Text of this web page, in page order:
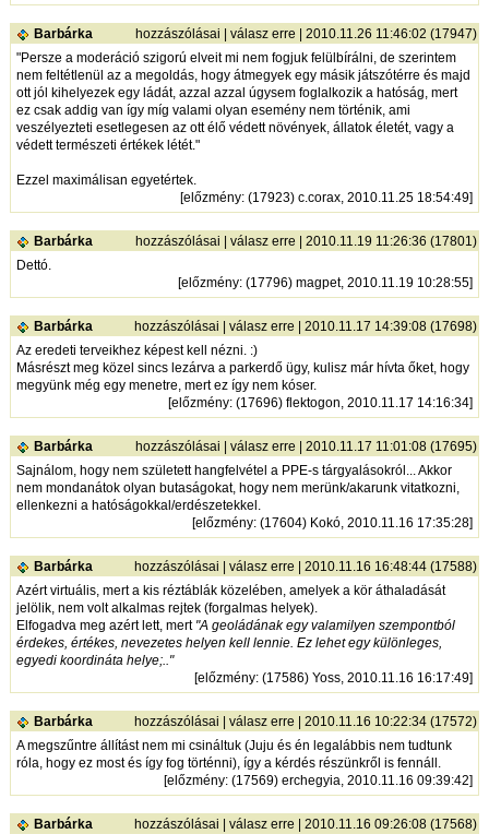
Barbárka hozzászólásai |válasz erre | 2010.11.26 11:46:02 (17947)
"Persze a moderáció szigorú elveit mi nem fogjuk felülbírálni, de szerintem
nem feltétlenül az a megoldás, hogy átmegyek egy másik játszótérre és majd
ott jól kihelyezek egy ládát, azzal azzal úgysem foglalkozik a hatóság, mert
ez csak addig van így míg valami olyan esemény nem történik, ami
veszélyezteti esetlegesen az ott élő védett növények, állatok életét, vagy a
védett természeti értékek létét."
Ezzel maximálisan egyetértek.
[előzmény: (17923) c.corax, 2010.11.25 18:54:49]
Barbárka hozzászólásai |válasz erre | 2010.11.19 11:26:36 (17801)
Dettó.
[előzmény: (17796) magpet, 2010.11.19 10:28:55]
Barbárka hozzászólásai |válasz erre | 2010.11.17 14:39:08 (17698)
Az eredeti terveikhez képest kell nézni. :)
Másrészt meg közel sincs lezárva a parkerdő ügy, kulisz már hívta őket, hogy
megyünk még egy menetre, mert ez így nem kóser.
[előzmény: (17696) flektogon, 2010.11.17 14:16:34]
Barbárka hozzászólásai |válasz erre | 2010.11.17 11:01:08 (17695)
Sajnálom, hogy nem született hangfelvétel a PPE-s tárgyalásokról... Akkor
nem mondanátok olyan butaságokat, hogy nem merünk/akarunk vitatkozni,
ellenkezni a hatóságokkal/erdészetekkel.
[előzmény: (17604) Kokó, 2010.11.16 17:35:28]
Barbárka hozzászólásai |válasz erre | 2010.11.16 16:48:44 (17588)
Azért virtuális, mert a kis réztáblák közelében, amelyek a kör áthaladását
jelölik, nem volt alkalmas rejtek (forgalmas helyek).
Elfogadva meg azért lett, mert "A geoládának egy valamilyen szempontból
érdekes, értékes, nevezetes helyen kell lennie. Ez lehet egy különleges,
egyedi koordináta helye;.."
[előzmény: (17586) Yoss, 2010.11.16 16:17:49]
Barbárka hozzászólásai |válasz erre | 2010.11.16 10:22:34 (17572)
A megszűntre állítást nem mi csináltuk (Juju és én legalábbis nem tudtunk
róla, hogy ez most és így fog történni), így a kérdés részünkről is fennáll.
[előzmény: (17569) erchegyia, 2010.11.16 09:39:42]
Barbárka hozzászólásai |válasz erre | 2010.11.16 09:26:08 (17568)